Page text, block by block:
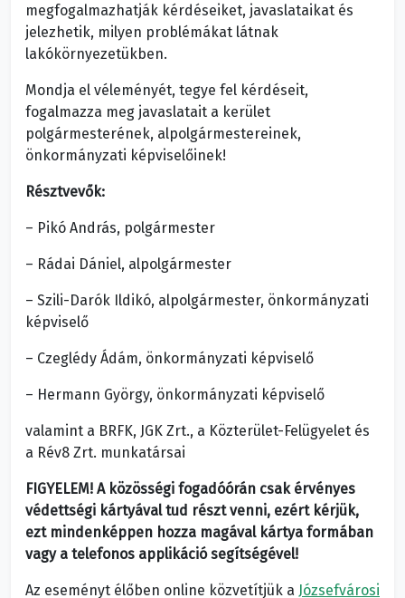
megfogalmazhatják kérdéseiket, javaslataikat és
jelezhetik, milyen problémákat látnak
lakókörnyezetükben.
Mondja el véleményét, tegye fel kérdéseit,
fogalmazza meg javaslatait a kerület
polgármesterének, alpolgármestereinek,
önkormányzati képviselőinek!
Résztvevők:
– Pikó András, polgármester
– Rádai Dániel, alpolgármester
– Szili-Darók Ildikó, alpolgármester, önkormányzati
képviselő
– Czeglédy Ádám, önkormányzati képviselő
– Hermann György, önkormányzati képviselő
valamint a BRFK, JGK Zrt., a Közterület-Felügyelet és
a Rév8 Zrt. munkatársai
FIGYELEM! A közösségi fogadóórán csak érvényes
védettségi kártyával tud részt venni, ezért kérjük,
ezt mindenképpen hozza magával kártya formában
vagy a telefonos applikáció segítségével!
Az eseményt élőben online közvetítjük a Józsefvárosi